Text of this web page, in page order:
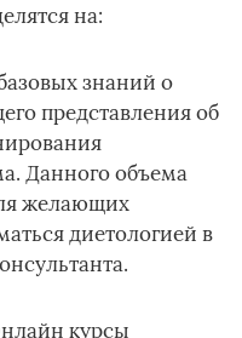
на:
знаний о
представления об
Данного объема
желающих
диетологией в
курсы